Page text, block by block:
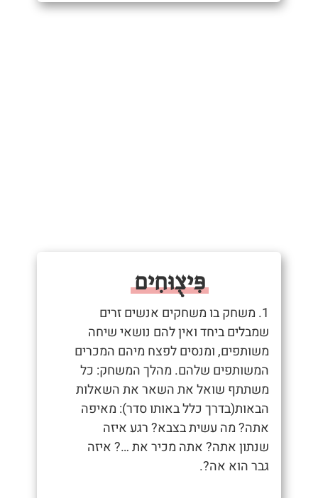
פִּיצֻוּחִים
1. משחק בו משחקים אנשים זרים
שמבלים ביחד ואין להם נושאי שיחה
משותפים, ומנסים לפצח מיהם המכרים
המשותפים שלהם. מהלך המשחק: כל
משתתף שואל את השאר את השאלות
הבאות(בדרך כלל באותו סדר): מאיפה
אתה? מה עשית בצבא? רגע איזה
שנתון אתה? אתה מכיר את …? איזה
גבר הוא אה?.